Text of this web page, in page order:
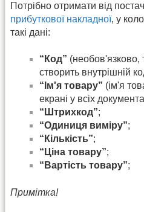
Потрібно отримати від
прибуткової накладної, у
такі дані:
“Код” (необов'язково,
створить внутрішній
“Ім'я товару” (ім'я
екрані у всіх
“Штрихкод”;
“Одиниця виміру”;
“Кількість”;
“Ціна товару”;
“Вартість товару”;
Примітка!